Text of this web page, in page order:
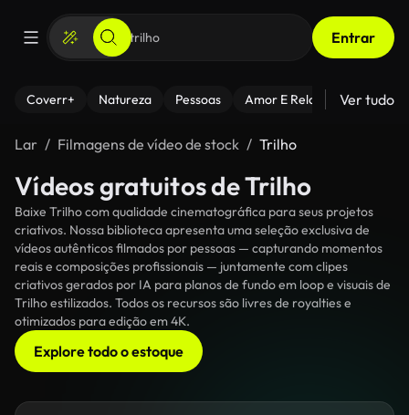
Entrar
Coverr+ Natureza Pessoas Amor E Relacionamentos
Ver tudo
Lar Filmagens de vídeo de stock Trilho
Vídeos gratuitos de Trilho
Baixe Trilho com qualidade cinematográfica para seus projetos
criativos. Nossa biblioteca apresenta uma seleção exclusiva de
vídeos autênticos filmados por pessoas — capturando momentos
reais e composições profissionais — juntamente com clipes
criativos gerados por IA para planos de fundo em loop e visuais de
Trilho estilizados. Todos os recursos são livres de royalties e
otimizados para edição em 4K.
Explore todo o estoque